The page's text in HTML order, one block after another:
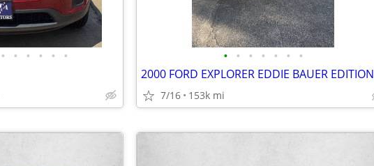
• • • • • • • • • • • • •
2000 FORD EXPLORER EDDIE BAUER EDITION
7/16 153k mi